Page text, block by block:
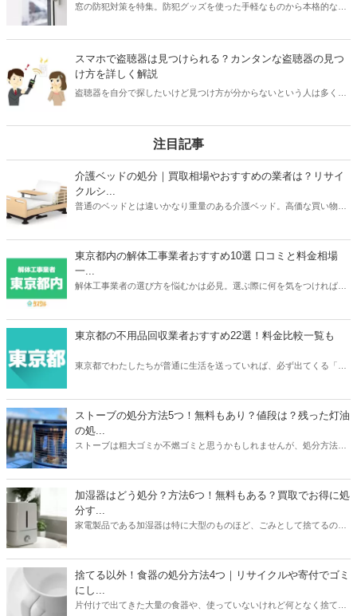
窓の防犯対策を特集。防犯グッズを使った手軽なものから本格的な対
スマホで盗聴器は見つけられる？カンタンな盗聴器の見つ
け方を詳しく解説
盗聴器を自分で探したいけど見つけ方が分からないという人は多くい
所まで詳しく紹介します。この記事を参考に盗聴器を自分で見つけて
大切なプライベートを守りましょう。
注目記事
介護ベッドの処分｜買取相場やおすすめの業者は？リサイ
クルシ...
普通のベッドとは違いかなり重量のある介護ベッド。高価な買い物だ
相場や、おすすめの買取業者3つを紹介。リサイクルショップでの査
らいで売れるのか？確認してみてください。
東京都内の解体工事業者おすすめ10選 口コミと料金相場
一...
解体工事業者の選び方を悩むかは必見。選ぶ際に何を気をつければ良
で、しっかりと慎重に選べるよう準備しましょう。
東京都の不用品回収業者おすすめ22選！料金比較一覧も
東京都でわたしたちが普通に生活を送っていれば、必ず出てくる「不
を選ぶことで、不用品を便利でお得に処分をすることができますよ。
ストーブの処分方法5つ！無料もあり？値段は？残った灯油
の処...
ストーブは粗大ゴミか不燃ゴミと思うかもしれませんが、処分方法は
ます。また灯油の残りの処分方法も解説。ストーブと同時に処分して
おくと忘れずにすみますよ。本記事を読んであなたの家のストーブの
メーカーや状態に合わせた最もお得な処分方法を見つけましょう。
加湿器はどう処分？方法6つ！無料もある？買取でお得に処
分す...
家電製品である加湿器は特に大型のものほど、ごみとして捨てるのは
のか？ヤマダ電機などの家電量販店で引き取りはあるのか？なども解
説しています。お持ちの加湿器のメーカーや状態に合わせて、最もお
得に加湿器を処分する方法を見つけましょう。
捨てる以外！食器の処分方法4つ｜リサイクルや寄付でゴミ
にし...
片付けで出てきた大量の食器や、使っていないけれど何となく捨てに